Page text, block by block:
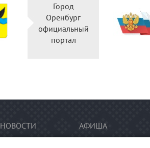
Город
Оренбург
официальный
портал
НОВОСТИ АФИША